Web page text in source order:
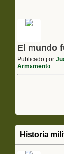
El mundo
Publicado por
Armamento
Historia